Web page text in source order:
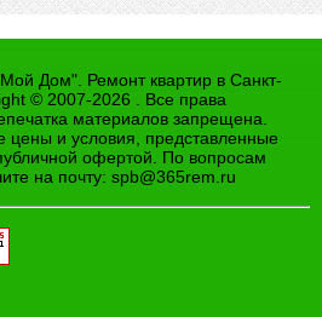
Дом". Ремонт квартир в Санкт-
© 2007-2026 . Все права
материалов запрещена.
цены и условия, представленные
офертой. По вопросам
на почту: spb@365rem.ru